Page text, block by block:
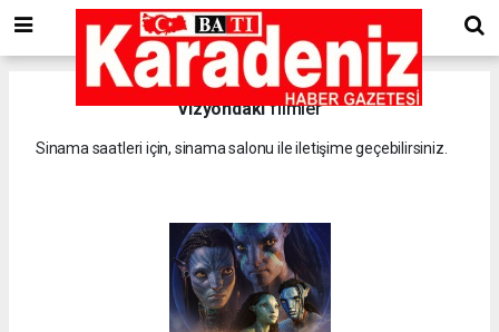
Vizyondakifilmler
Sinama saatleri için, sinama salonu ile iletişime geçebilirsiniz.